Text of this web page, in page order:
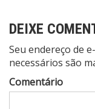
DEIXE
Seu endereço de
necessários são
Comentário